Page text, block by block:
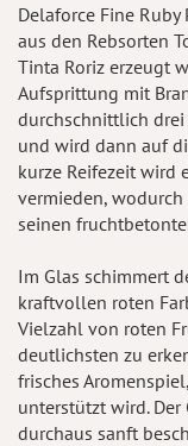
Delaforce Fine
aus den Rebsorten
Tinta Roriz erzeugt
Aufsprittung mit
durchschnittlich
und wird dann auf
kurze Reifezeit wird
vermieden,
seinen
Im Glas schimmert
kraftvollen roten
Vielzahl von roten
deutlichsten zu
frisches
unterstützt wird. Der
durchaus sanft